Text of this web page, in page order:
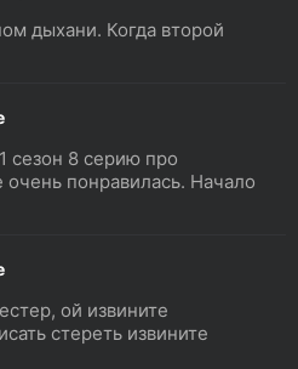
дыхани. Когда второй
сезон 8 серию про
понравилась. Начало
ой извините
стереть извините